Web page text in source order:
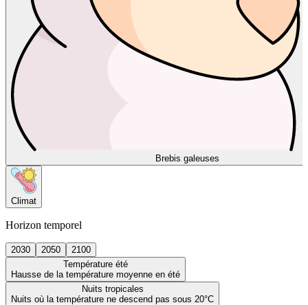
Brebis galeuses
Climat
Horizon temporel
2030 2050
2100
Température été
Hausse de la température moyenne en été
Nuits tropicales
Nuits où la température ne descend pas sous 20°C